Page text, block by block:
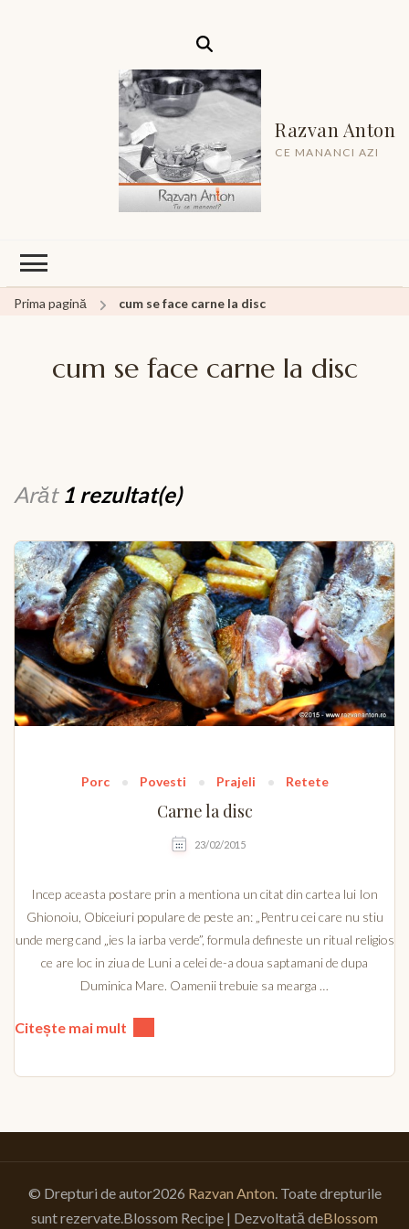
Razvan Anton
CE MANANCI AZI
Prima pagină cum se face carne la disc
cum se face carne la disc
Arăt 1 rezultat(e)
Porc Povesti Prajeli Retete
Carne la disc
23/02/2015
Incep aceasta postare prin a mentiona un citat din cartea lui Ion
Ghionoiu, Obiceiuri populare de peste an: „Pentru cei care nu stiu
unde merg cand „ies la iarba verde”, formula defineste un ritual religios
ce are loc in ziua de Luni a celei de-a doua saptamani de dupa
Duminica Mare. Oamenii trebuie sa mearga …
Citește mai mult
© Drepturi de autor2026 Razvan Anton . Toate drepturile
sunt rezervate. Blossom Recipe | Dezvoltată deBlossom